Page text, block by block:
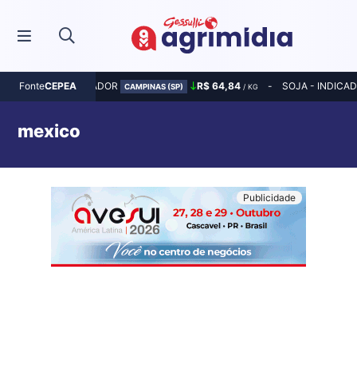
FonteCEPEA
MILHO - INDICADOR CAMPINAS (SP) R$ 64,84 / KG SOJA -
mexico